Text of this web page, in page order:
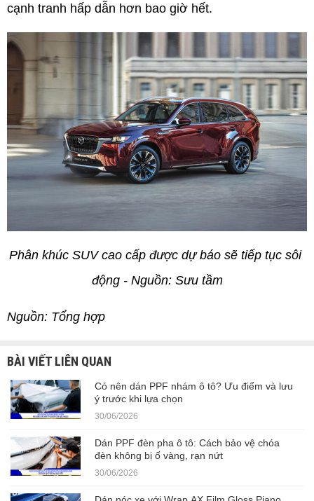
cạnh tranh hấp dẫn hơn bao giờ hết.
Phân khúc SUV cao cấp được dự báo sẽ tiếp tục sôi
động - Nguồn: Sưu tầm
Nguồn: Tổng hợp
BÀI VIẾT LIÊN QUAN
Có nên dán PPF nhám ô tô? Ưu điểm và lưu
ý trước khi lựa chọn
30/06/2026
Dán PPF đèn pha ô tô: Cách bảo vệ chóa
đèn không bị ố vàng, rạn nứt
30/06/2026